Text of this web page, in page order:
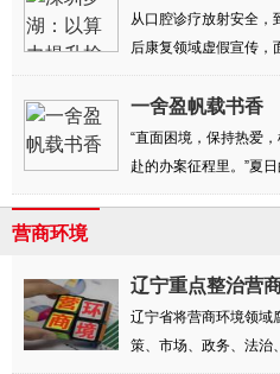
理难题
从口腔诊疗放射安全，
后康复领域虚假宣传，
一舍盈帆载书香
“直面困境，保持热爱
赴的办案征程里。”夏
营商环境
辽宁重点整治营
辽宁省将营商环境领域
策、市场、政务、法治